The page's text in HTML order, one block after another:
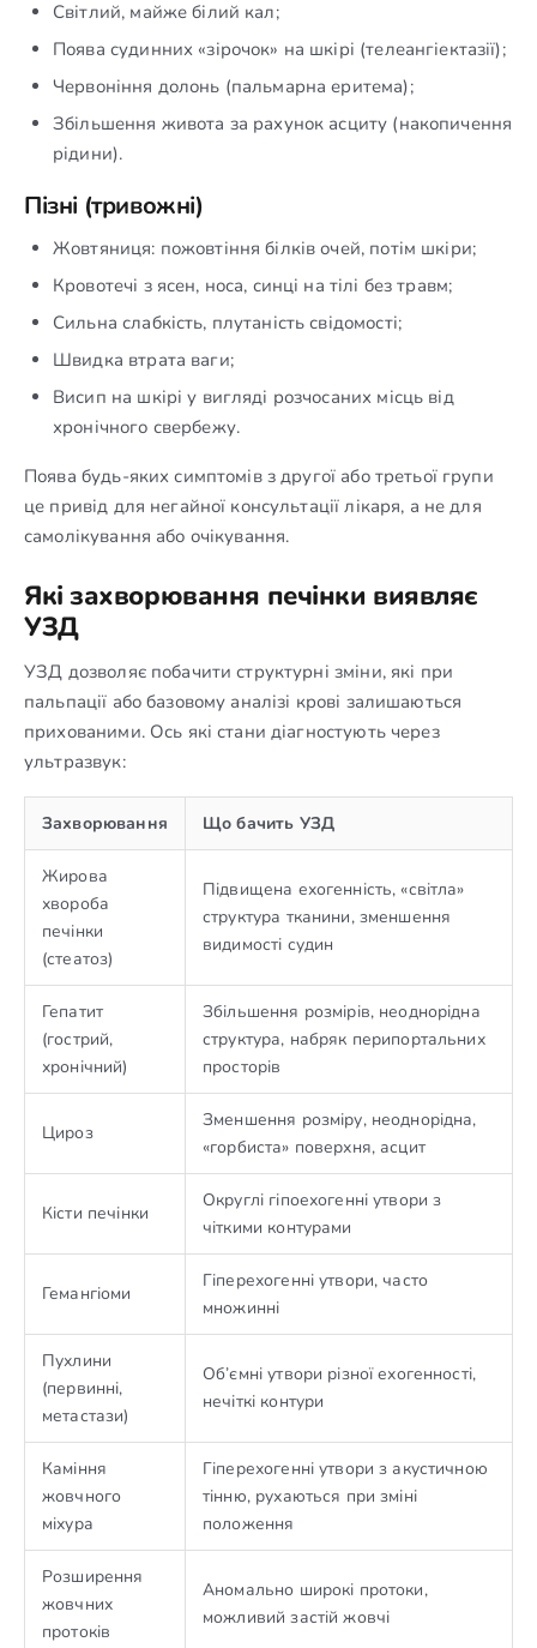
Світлий, майже білий кал;
Поява судинних «зірочок» на шкірі (телеангіектазії);
Червоніння долонь (пальмарна еритема);
Збільшення живота за рахунок асциту (накопичення
рідини).
Пізні (тривожні)
Жовтяниця: пожовтіння білків очей, потім шкіри;
Кровотечі з ясен, носа, синці на тілі без травм;
Сильна слабкість, плутаність свідомості;
Швидка втрата ваги;
Висип на шкірі у вигляді розчосаних місць від
хронічного свербежу.
Поява будь-яких симптомів з другої або третьої групи
це привід для негайної консультації лікаря, а не для
самолікування або очікування.
Які захворювання печінки виявляє
УЗД
УЗД дозволяє побачити структурні зміни, які при
пальпації або базовому аналізі крові залишаються
прихованими. Ось які стани діагностують через
ультразвук:
Захворювання Що бачить УЗД
Жирова
хвороба
печінки
(стеатоз)
Підвищена ехогенність, «світла»
структура тканини, зменшення
видимості судин
Гепатит
(гострий,
хронічний)
Збільшення розмірів, неоднорідна
структура, набряк перипортальних
просторів
Цироз
Зменшення розміру, неоднорідна,
«горбиста» поверхня, асцит
Кісти печінки
Округлі гіпоехогенні утвори з
чіткими контурами
Гемангіоми
Гіперехогенні утвори, часто
множинні
Пухлини
(первинні,
метастази)
Об’ємні утвори різної ехогенності,
нечіткі контури
Каміння
жовчного
міхура
Гіперехогенні утвори з акустичною
тінню, рухаються при зміні
положення
Розширення
жовчних
протоків
Аномально широкі протоки,
можливий застій жовчі